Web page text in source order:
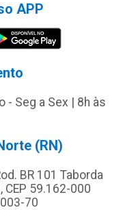
APP
- Seg a Sex | 8h às
(RN)
BR 101 Taborda
CEP 59.162-000
70